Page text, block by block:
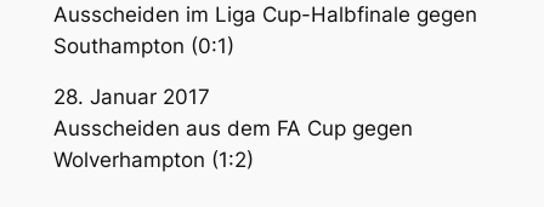
Ausscheiden im Liga Cup-Halbfinale gegen
Southampton (0:1)
28. Januar 2017
Ausscheiden aus dem FA Cup gegen
Wolverhampton (1:2)